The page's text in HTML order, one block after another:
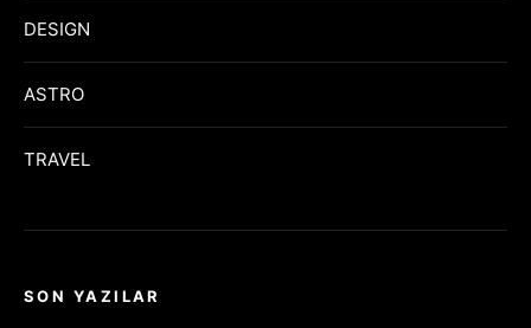
DESIGN
ASTRO
TRAVEL
SON YAZILAR